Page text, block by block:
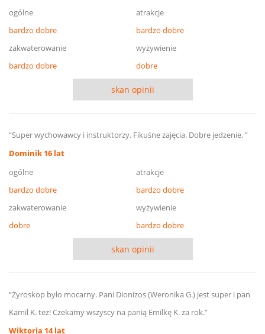
ogólne
bardzo dobre
atrakcje
bardzo dobre
zakwaterowanie
bardzo dobre
wyżywienie
dobre
skan opinii
“Super wychowawcy i instruktorzy. Fikuśne zajęcia. Dobre jedzenie. ”
Dominik 16 lat
ogólne
bardzo dobre
atrakcje
bardzo dobre
zakwaterowanie
dobre
wyżywienie
bardzo dobre
skan opinii
“Żyroskop było mocarny. Pani Dionizos (Weronika G.) jest super i pan
Kamil K. też! Czekamy wszyscy na panią Emilkę K. za rok.”
Wiktoria 14 lat